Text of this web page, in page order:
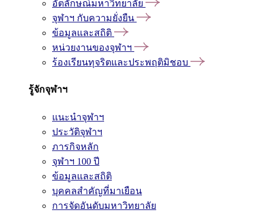
อัตลักษณ์มหาวิทยาลัย
จุฬาฯ กับความยั่งยืน
ข้อมูลและสถิติ
หน่วยงานของจุฬาฯ
ร้องเรียนทุจริตและประพฤติมิชอบ
รู้จักจุฬาฯ
แนะนำจุฬาฯ
ประวัติจุฬาฯ
ภารกิจหลัก
จุฬาฯ 100 ปี
ข้อมูลและสถิติ
บุคคลสำคัญที่มาเยือน
การจัดอันดับมหาวิทยาลัย